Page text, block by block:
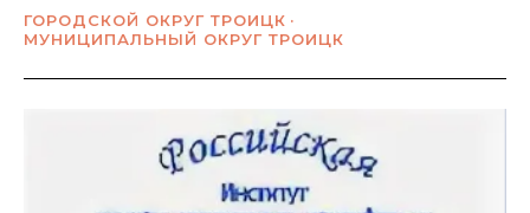
ГОРОДСКОЙ ОКРУГ ТРОИЦК
МУНИЦИПАЛЬНЫЙ ОКРУГ ТРОИЦК